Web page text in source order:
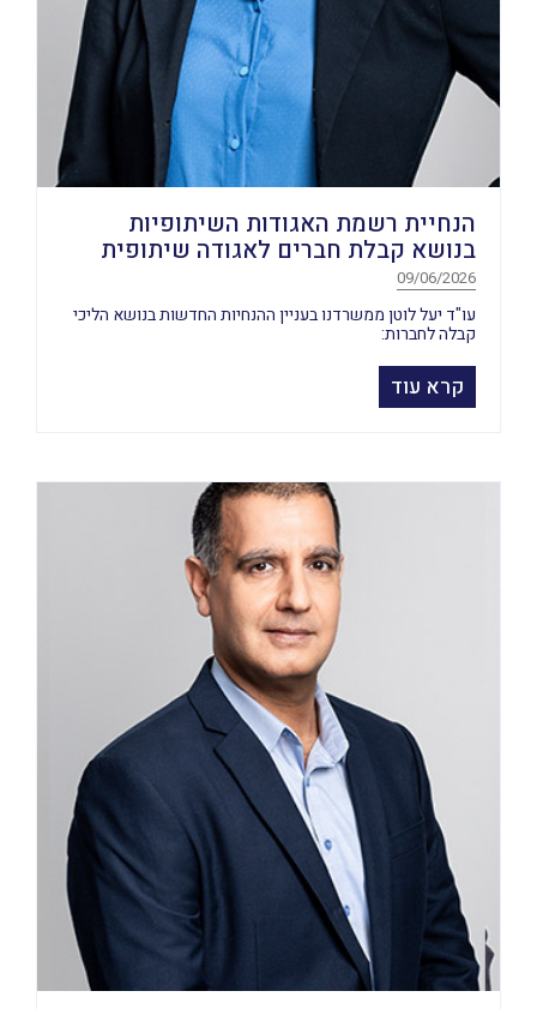
הנחיית רשמת האגודות השיתופיות
בנושא קבלת חברים לאגודה שיתופית
09/06/2026
עו"ד יעל לוטן ממשרדנו בעניין ההנחיות החדשות בנושא הליכי
קבלה לחברות:
קרא עוד